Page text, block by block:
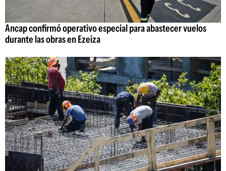
Ancap confirmó operativo especial para abastecer vuelos
durante las obras en Ezeiza